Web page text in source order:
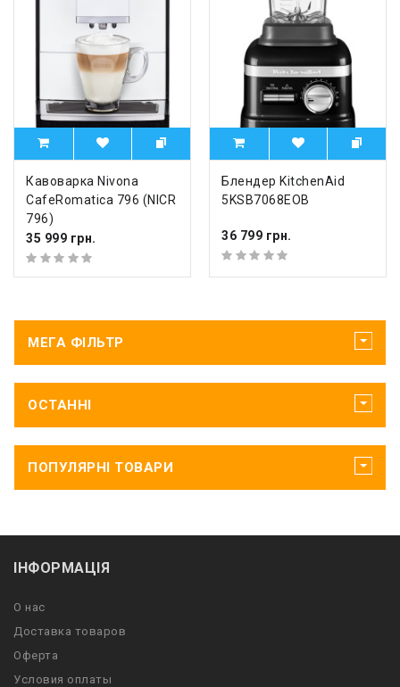
Кавоварка Nivona
CafeRomatica 796 (NICR
796)
35 999 грн.
Блендер KitchenAid
5KSB7068EOB
36 799 грн.
МЕГА ФІЛЬТР
ОСТАННІ
ПОПУЛЯРНІ ТОВАРИ
ІНФОРМАЦІЯ
О нас
Доставка товаров
Оферта
Условия оплаты